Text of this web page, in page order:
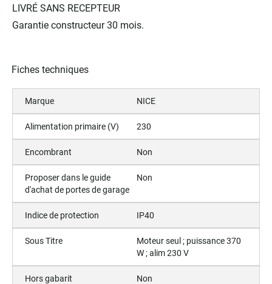
LIVRÉ SANS RECEPTEUR
Garantie constructeur 30 mois.
Fiches techniques
Marque NICE
Alimentation primaire (V) 230
Encombrant Non
Proposer dans le guide
d'achat de portes de garage
Non
Indice de protection IP40
Sous Titre
Moteur seul ; puissance 370
W ; alim 230 V
Hors gabarit Non